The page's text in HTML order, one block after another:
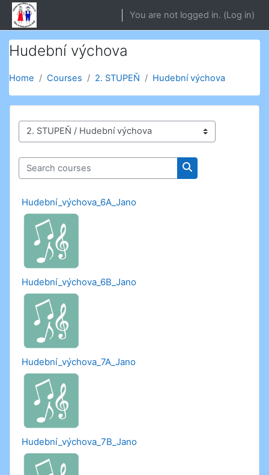
Skip to main content
You are not logged in. (Log in)
Hudební výchova
Home Courses 2. STUPEŇ Hudební výchova
Course categories
Search courses
Search courses
Hudební_výchova_6A_Jano
Hudební_výchova_6B_Jano
Hudební_výchova_7A_Jano
Hudební_výchova_7B_Jano